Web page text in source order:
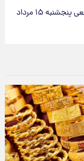
فال روزانه واقعی پنجشنبه ۱۵ مرداد